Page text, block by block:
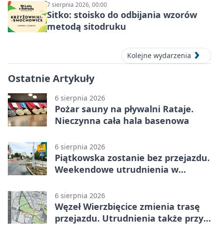
7 sierpnia 2026, 00:00
Sitko: stoisko do odbijania wzorów
metodą sitodruku
Kolejne wydarzenia
Ostatnie Artykuły
6 sierpnia 2026
Pożar sauny na pływalni Rataje.
Nieczynna cała hala basenowa
6 sierpnia 2026
Piątkowska zostanie bez przejazdu.
Weekendowe utrudnienia w
6 sierpnia 2026
Węzeł Wierzbięcice zmienia trasę
przejazdu. Utrudnienia także przy